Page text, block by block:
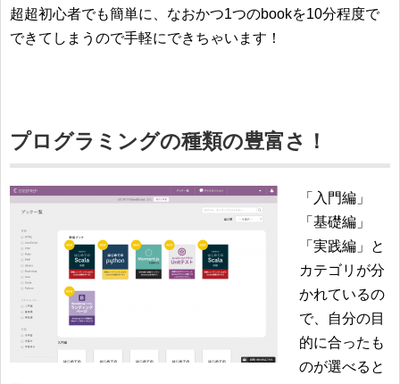
超超初心者でも簡単に、なおかつ1つのbookを10分程度で
できてしまうので手軽にできちゃいます！
プログラミングの種類の豊富さ！
「入門編」
「基礎編」
「実践編」と
カテゴリが分
かれているの
で、自分の目
的に合ったも
のが選べると